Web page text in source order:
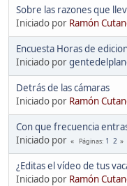
Sobre las razones que
Iniciado por Ramón
Encuesta Horas de
Iniciado por
Detrás de las cámaras
Iniciado por Ramón
Con que frecuencia
Iniciado por
Páginas 1 2
¿Editas el vídeo de tus
Iniciado por Ramón